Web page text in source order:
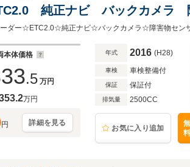
純正ナビ バックカメラ
ード 後方電動サンシェード
モード シートエアコン
本体価格
.5 万円
万円
円 詳細を見る
年式 2016 (H28)
車検 車検整備付
保証 保証付
排気量 2500CC
お気に入り追加
無
料